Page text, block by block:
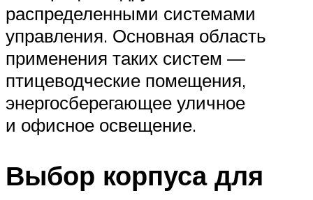
распределенными системами
управления. Основная область
применения таких систем —
птицеводческие помещения,
энергосберегающее уличное
и офисное освещение.
Выбор корпуса для